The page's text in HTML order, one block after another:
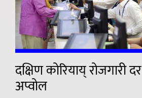
दक्षिण कोरियाय् रोजगारी दर
अप्वोल